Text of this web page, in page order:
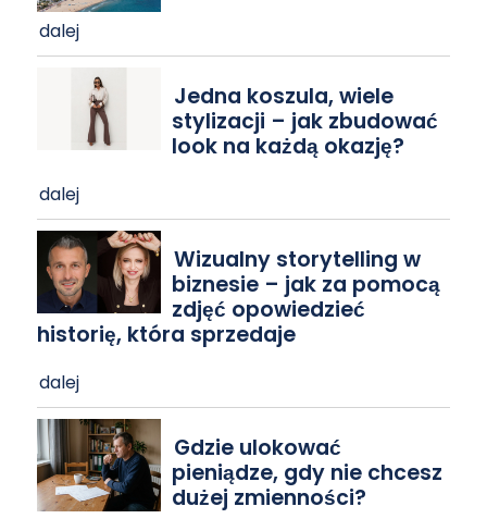
dalej
Jedna koszula, wiele
stylizacji – jak zbudować
look na każdą okazję?
dalej
Wizualny storytelling w
biznesie – jak za pomocą
zdjęć opowiedzieć
historię, która sprzedaje
dalej
Gdzie ulokować
pieniądze, gdy nie chcesz
dużej zmienności?